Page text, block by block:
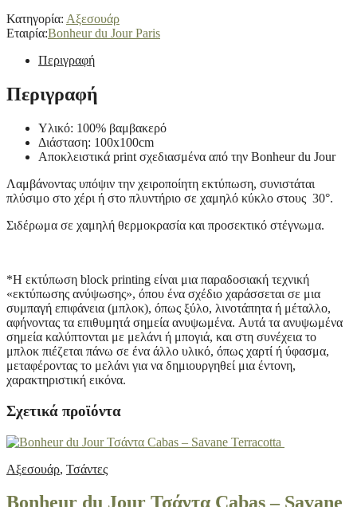
Κατηγορία: Αξεσουάρ
Εταιρία:Bonheur du Jour Paris
Περιγραφή
Περιγραφή
Υλικό: 100% βαμβακερό
Διάσταση: 100x100cm
Αποκλειστικά print σχεδιασμένα από την Bonheur du Jour
Λαμβάνοντας υπόψιν την χειροποίητη εκτύπωση, συνιστάται
πλύσιμο στο χέρι ή στο πλυντήριο σε χαμηλό κύκλο στους 30°.
Σιδέρωμα σε χαμηλή θερμοκρασία και προσεκτικό στέγνωμα.
*Η εκτύπωση block printing είναι μια παραδοσιακή τεχνική
«εκτύπωσης ανύψωσης», όπου ένα σχέδιο χαράσσεται σε μια
συμπαγή επιφάνεια (μπλοκ), όπως ξύλο, λινοτάπητα ή μέταλλο,
αφήνοντας τα επιθυμητά σημεία ανυψωμένα. Αυτά τα ανυψωμένα
σημεία καλύπτονται με μελάνι ή μπογιά, και στη συνέχεια το
μπλοκ πιέζεται πάνω σε ένα άλλο υλικό, όπως χαρτί ή ύφασμα,
μεταφέροντας το μελάνι για να δημιουργηθεί μια έντονη,
χαρακτηριστική εικόνα.
Σχετικά προϊόντα
Αξεσουάρ, Τσάντες
Bonheur du Jour Τσάντα Cabas – Savane